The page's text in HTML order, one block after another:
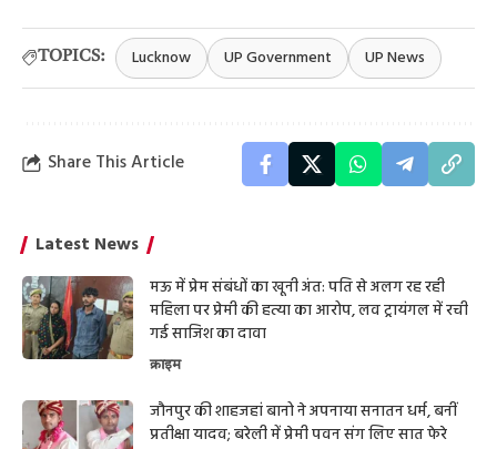
TOPICS: Lucknow UP Government UP News
Share This Article
Latest News
मऊ में प्रेम संबंधों का खूनी अंत: पति से अलग रह रही
महिला पर प्रेमी की हत्या का आरोप, लव ट्रायंगल में रची
गई साजिश का दावा
क्राइम
जौनपुर की शाहजहां बानो ने अपनाया सनातन धर्म, बनीं
प्रतीक्षा यादव; बरेली में प्रेमी पवन संग लिए सात फेरे